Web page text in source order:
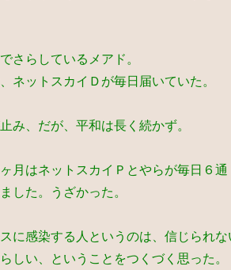
さらしているメアド。
ネットスカイＤが毎日届いていた。
み、だが、平和は長く続かず。
月はネットスカイＰとやらが毎日６通
した。うざかった。
に感染する人というのは、信じられな
しい、ということをつくづく思った。